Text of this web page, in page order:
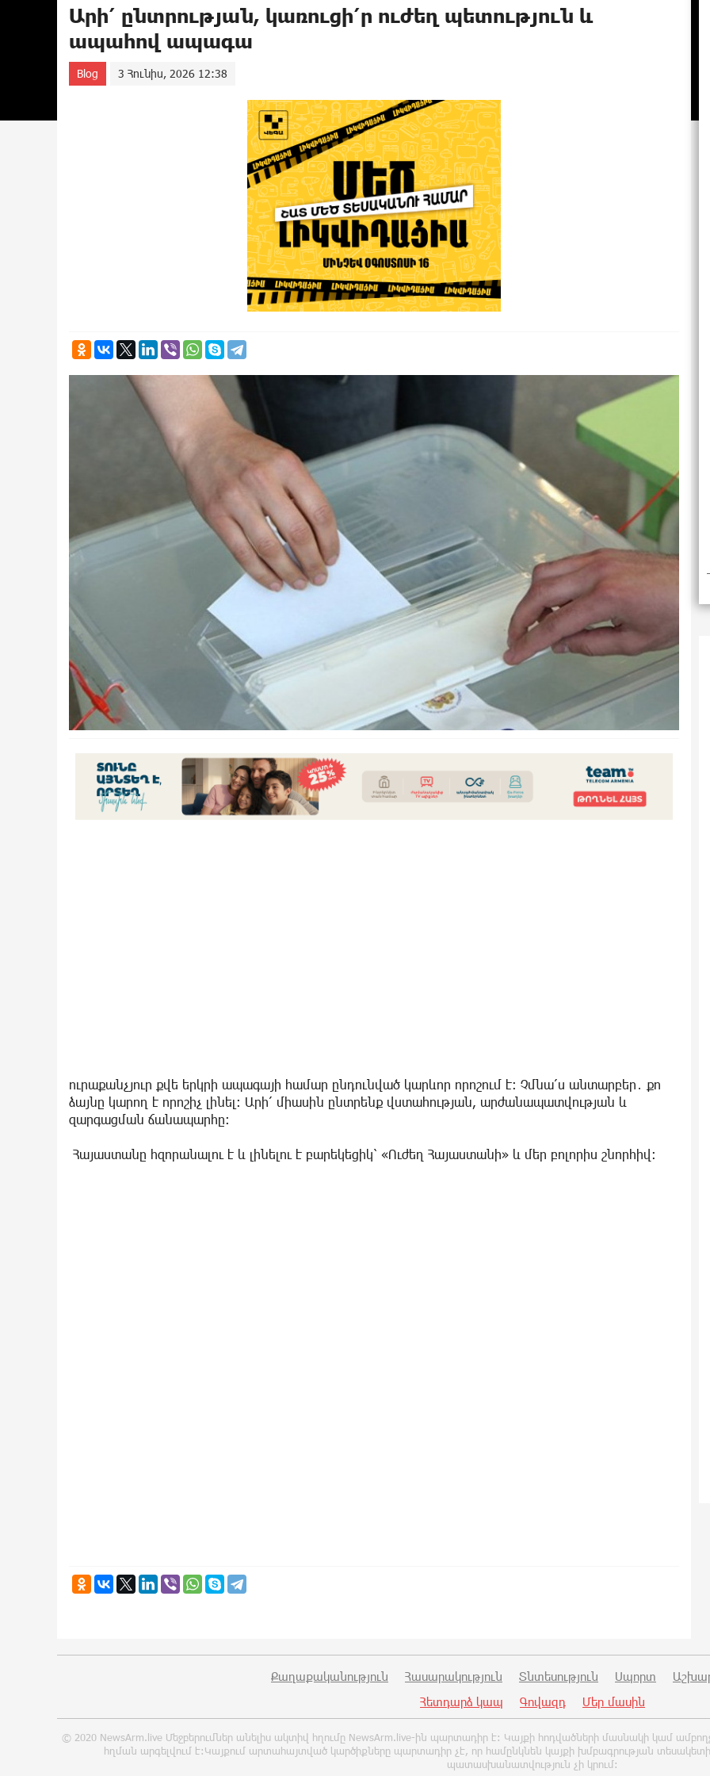
Արի՛ ընտրության, կառուցի՛ր ուժեղ պետություն և
ապահով ապագա
Blog 3 Հունիս, 2026 12:38
ուրաքանչյուր քվե երկրի ապագայի համար ընդունված կարևոր որոշում է։ Չմնա՛ս անտարբեր․ քո
ձայնը կարող է որոշիչ լինել։ Արի՛ միասին ընտրենք վստահության, արժանապատվության և
զարգացման ճանապարհը։
Հայաստանը հզորանալու է և լինելու է բարեկեցիկ՝ «Ուժեղ Հայաստանի» և մեր բոլորիս շնորհիվ։
Քաղաքականություն Հասարակություն Տնտեսություն Սպորտ
Հետդարձ կապ
Գովազդ Մեր մասին
© 2020 NewsArm.live Մեջբերումներ անելիս ակտիվ հղումը NewsArm.live-ին պարտադիր է: Կայքի հոդվածների մասնակի կամ
հղման արգելվում է:Կայքում արտահայտված կարծիքները պարտադիր չէ, որ համընկնեն կայքի խմբագրության
պատասխանատվություն չի կրում: